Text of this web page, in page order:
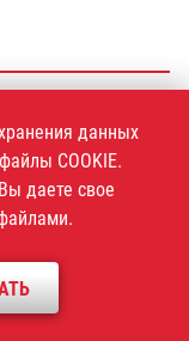
90 данных
COOKIE.
даете свое